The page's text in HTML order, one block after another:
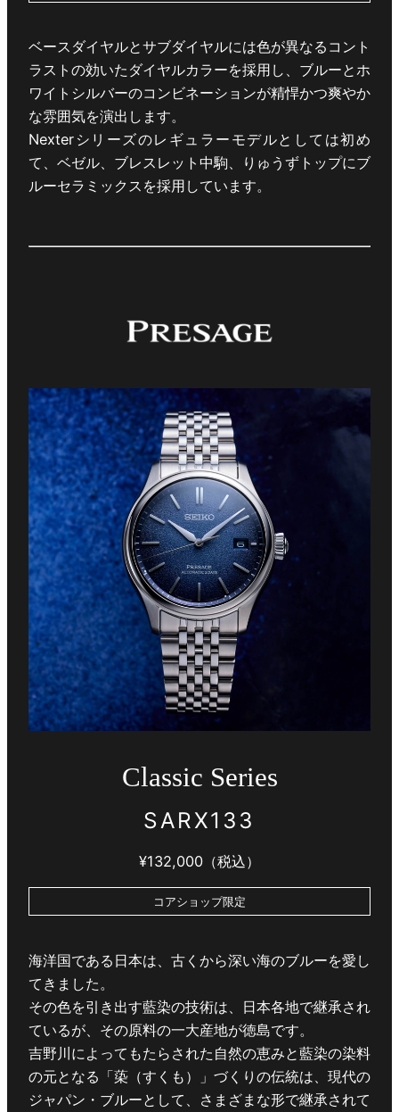
ベースダイヤルとサブダイヤルには色が異なるコント
ラストの効いたダイヤルカラーを採用し、ブルーとホ
ワイトシルバーのコンビネーションが精悍かつ爽やか
な雰囲気を演出します。
Nexterシリーズのレギュラーモデルとしては初め
て、ベゼル、ブレスレット中駒、りゅうずトップにブ
ルーセラミックスを採用しています。
Classic Series
SARX133
¥132,000（税込）
コアショップ限定
海洋国である日本は、古くから深い海のブルーを愛し
てきました。
その色を引き出す藍染の技術は、日本各地で継承され
ているが、その原料の一大産地が徳島です。
吉野川によってもたらされた自然の恵みと藍染の染料
の元となる「蒅（すくも）」づくりの伝統は、現代の
ジャパン・ブルーとして、さまざまな形で継承されて